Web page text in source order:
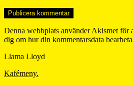
Denna webbplats använder Akismet för
dig om hur din kommentarsdata
Llama Lloyd
Kafémeny.